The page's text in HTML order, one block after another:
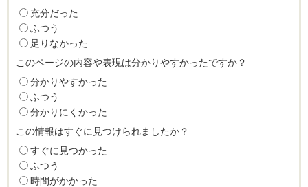
充分だった
ふつう
足りなかった
このページの内容や表現は分かりやすかったですか？
分かりやすかった
ふつう
分かりにくかった
この情報はすぐに見つけられましたか？
すぐに見つかった
ふつう
時間がかかった